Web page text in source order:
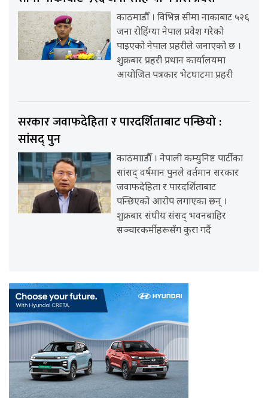
काठमाडौँ । विभिन्न सीमा नाकाबाट ५२६
जना रोहिंग्या नेपाल प्रवेश गरेको
पाइएको नेपाल प्रहरीले जनाएको छ ।
शुक्रबार प्रहरी प्रधान कार्यालयमा
आयोजित पत्रकार भेटघाटमा प्रहरी
सरकार जवाफदेहिता र पारदर्शिताबाट पन्छियो :
सांसद् पुन
काठमााडौँ । नेपाली कम्युनिष्ट पार्टीका
सांसद् वर्षमान पुनले वर्तमान सरकार
जवाफदेहिता र पारदर्शिताबाट
पन्छिएको आरोप लगाएका छन् ।
शुक्रबार संघीय संसद् भवनबाहिर
सञ्चारकर्मीहरूसँग कुरा गर्दै